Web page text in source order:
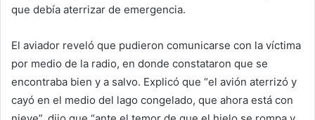
que debía aterrizar de emergencia.
El aviador reveló que pudieron comunicarse con la víctima
por medio de la radio, en donde constataron que se
encontraba bien y a salvo. Explicó que “el avión aterrizó y
cayó en el medio del lago congelado, que ahora está con